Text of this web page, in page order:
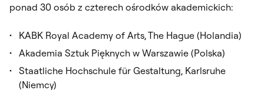
ponad 30 osób z czterech ośrodków akademickich:
KABK Royal Academy of Arts, The Hague (Holandia)
Akademia Sztuk Pięknych w Warszawie (Polska)
Staatliche Hochschule für Gestaltung, Karlsruhe
(Niemcy)